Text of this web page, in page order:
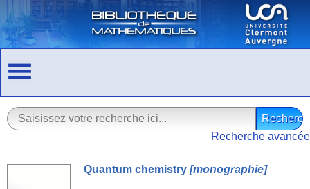
Recherche avancée
Quantum chemistry [monographie]